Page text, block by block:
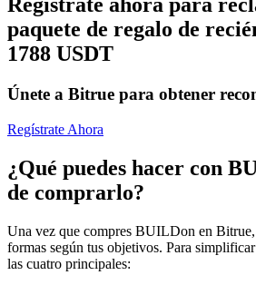
Regístrate ahora para
paquete de regalo de
1788 USDT
Únete a Bitrue para obtener
Regístrate Ahora
¿Qué puedes hacer con
de comprarlo?
Una vez que compres BUILDon en Bitrue,
formas según tus objetivos. Para
las cuatro principales: